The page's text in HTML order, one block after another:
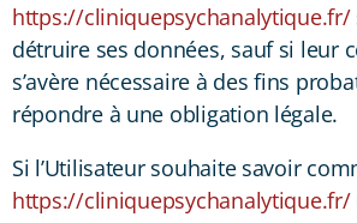
https://cliniquepsychanalytique.fr/
détruire ses données, sauf si leur
s’avère nécessaire à des fins
répondre à une obligation légale.
Si l’Utilisateur souhaite savoir
https://cliniquepsychanalytique.fr/